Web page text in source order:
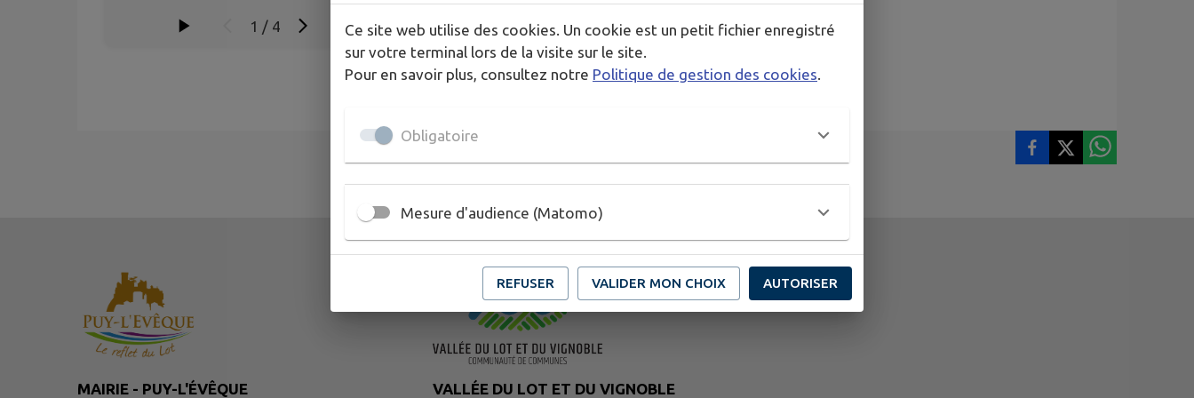
1 / 4
HORAIRES
10h00 à 13h00
MAIRIE - PUY-L'ÉVÊQUE VALLÉE DU LOT ET DU VIGNOBLE
Ce site web utilise des cookies. Un cookie est un petit fichier enregistré
sur votre terminal lors de la visite sur le site.
Pour en savoir plus, consultez notre Politique de gestion des cookies.
Obligatoire
Mesure d'audience (Matomo)
REFUSER VALIDER MON CHOIX AUTORISER